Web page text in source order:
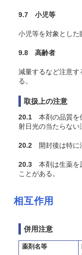
9.7 小児等
小児等を対象とした
9.8 高齢者
減量するなど注意
る。
取扱上の注意
20.1 本剤の品質を
射日光の当たらない
20.2 開封後は特に
20.3 本剤は生薬を
ことがある。
相互作用
併用注意
薬剤名等